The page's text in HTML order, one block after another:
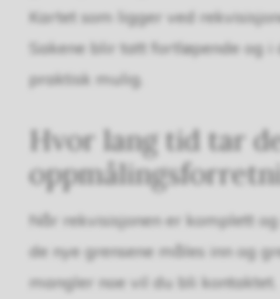
Kartet som ligger ved
Sakene blir tatt fortløpende og
praktisk mulig.
Hvor lang tid tar
Når rekvisisjonen er komplett
de nye grensene måles inn og
mangler noe vil du bli kontaktet.